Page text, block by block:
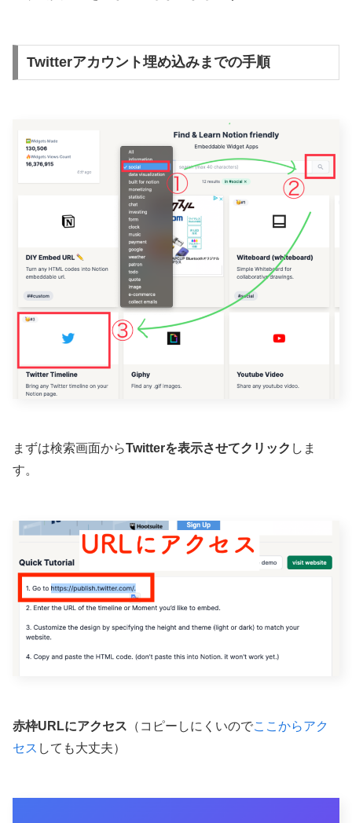
Twitterアカウント埋め込みまでの手順
まずは検索画面からTwitterを表示させてクリック しま
す。
赤枠URLにアクセス （コピーしにくいのでここからアク
セス しても大丈夫）